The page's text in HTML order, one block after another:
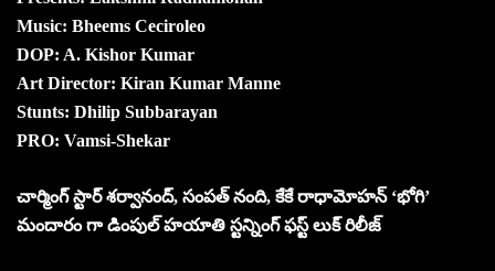
Music: Bheems Ceciroleo
DOP: A. Kishor Kumar
Art Director: Kiran Kumar Manne
Stunts: Dhilip Subbarayan
PRO: Vamsi-Shekar
చార్మింగ్ స్టార్ శర్వానంద్, సంపత్ నంది, కేకే రాధామోహన్‌ ‘భోగి’
మందారం గా డింపుల్ హయాతి స్టన్నింగ్ ఫస్ట్ లుక్ రిలీజ్